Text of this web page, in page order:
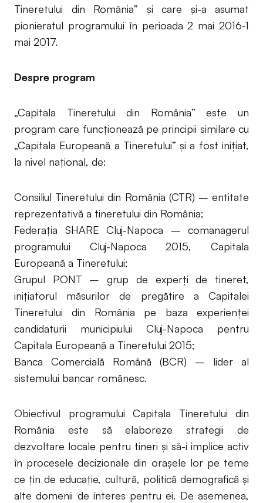
Tineretului din România” și care și-a asumat
pionieratul programului în perioada 2 mai 2016-1
mai 2017.
Despre program
„Capitala Tineretului din România” este un
program care funcționează pe principii similare cu
„Capitala Europeană a Tineretului” și a fost inițiat,
la nivel național, de:
Consiliul Tineretului din România (CTR) – entitate
reprezentativă a tineretului din România;
Federația SHARE Cluj-Napoca – comanagerul
programului Cluj-Napoca 2015, Capitala
Europeană a Tineretului;
Grupul PONT – grup de experți de tineret,
inițiatorul măsurilor de pregătire a Capitalei
Tineretului din România pe baza experienței
candidaturii municipiului Cluj-Napoca pentru
Capitala Europeană a Tineretului 2015;
Banca Comercială Română (BCR) – lider al
sistemului bancar românesc.
Obiectivul programului Capitala Tineretului din
România este să elaboreze strategii de
dezvoltare locale pentru tineri și să-i implice activ
în procesele decizionale din orașele lor pe teme
ce țin de educație, cultură, politică demografică și
alte domenii de interes pentru ei. De asemenea,